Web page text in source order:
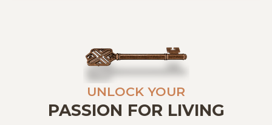
UNLOCK YOUR
PASSION FOR LIVING